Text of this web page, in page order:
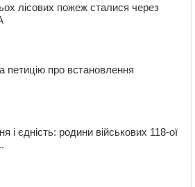
лісових пожеж сталися через
петицію про встановлення
і єдність: родини військових 118-ої